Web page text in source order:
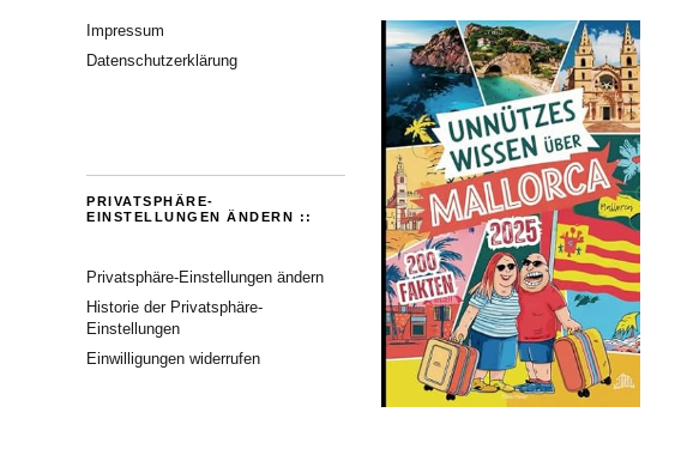
Impressum
Datenschutzerklärung
PRIVATSPHÄRE-
EINSTELLUNGEN ÄNDERN ::
Privatsphäre-Einstellungen ändern
Historie der Privatsphäre-
Einstellungen
Einwilligungen widerrufen